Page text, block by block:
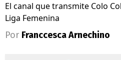
El canal que transmite Colo
Liga Femenina
Por Franccesca Arnechino